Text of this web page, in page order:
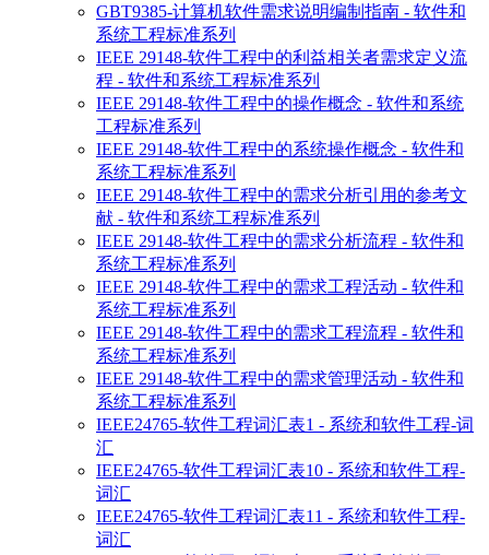
GBT9385-计算机软件需求说明编制指南 - 软件和
系统工程标准系列
IEEE 29148-软件工程中的利益相关者需求定义流
程 - 软件和系统工程标准系列
IEEE 29148-软件工程中的操作概念 - 软件和系统
工程标准系列
IEEE 29148-软件工程中的系统操作概念 - 软件和
系统工程标准系列
IEEE 29148-软件工程中的需求分析引用的参考文
献 - 软件和系统工程标准系列
IEEE 29148-软件工程中的需求分析流程 - 软件和
系统工程标准系列
IEEE 29148-软件工程中的需求工程活动 - 软件和
系统工程标准系列
IEEE 29148-软件工程中的需求工程流程 - 软件和
系统工程标准系列
IEEE 29148-软件工程中的需求管理活动 - 软件和
系统工程标准系列
IEEE24765-软件工程词汇表1 - 系统和软件工程-词
汇
IEEE24765-软件工程词汇表10 - 系统和软件工程-
词汇
IEEE24765-软件工程词汇表11 - 系统和软件工程-
词汇